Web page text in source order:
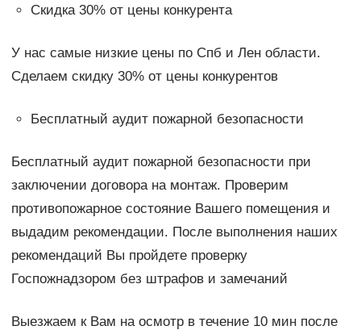
Скидка 30% от цены конкурента
У нас самые низкие цены по Спб и Лен области.
Сделаем скидку 30% от цены конкурентов
Бесплатный аудит пожарной безопасности
Бесплатный аудит пожарной безопасности при
заключении договора на монтаж. Проверим
противопожарное состояние Вашего помещения и
выдадим рекомендации. После выполнения наших
рекомендаций Вы пройдете проверку
Госпожнадзором без штрафов и замечаний
Выезжаем к Вам на осмотр в течение 10 мин после